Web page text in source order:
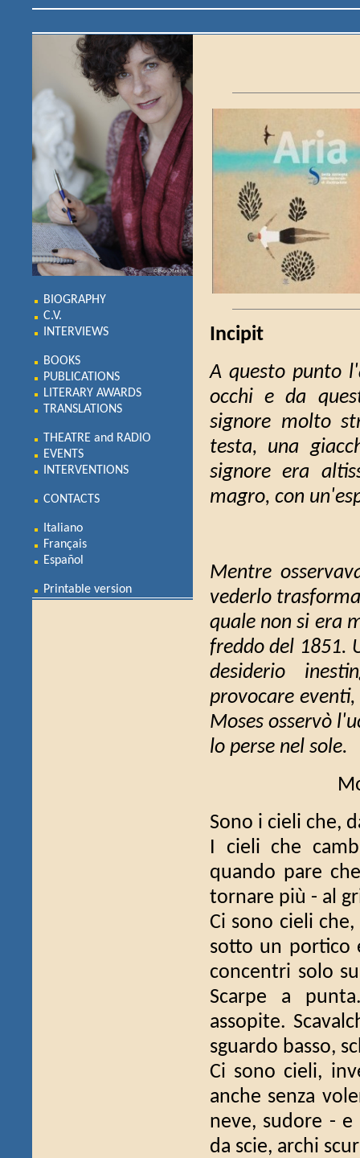
BIOGRAPHY
C.V.
INTERVIEWS
BOOKS
PUBLICATIONS
LITERARY AWARDS
TRANSLATIONS
THEATRE and RADIO
EVENTS
INTERVENTIONS
CONTACTS
Italiano
Français
Español
Printable version
Incipit
A questo punto
occhi e da
signore molto
testa, una
signore era
magro, con
Mentre
vederlo
quale non si era
freddo del 1851.
desiderio
provocare
Moses osservò
lo perse nel sole.
Sono i cieli che,
I cieli che
quando pare
tornare più - al
Ci sono cieli
sotto un portico
concentri solo
Scarpe a
assopite.
sguardo basso,
Ci sono cieli,
anche senza
neve, sudore -
da scie, archi